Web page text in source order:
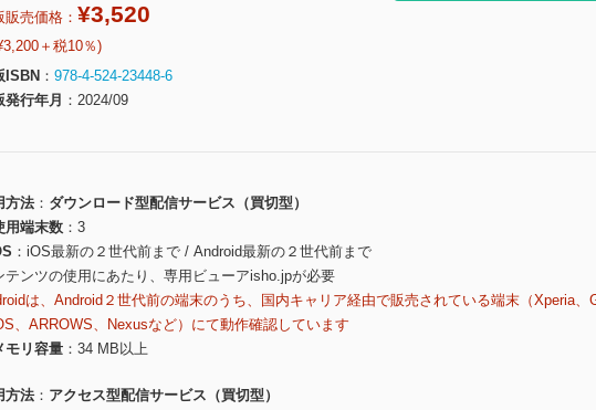
販売価格： ¥3,520
＋税10％)
ISBN
978-4-524-23448-6
発行年月
2024/09
方法
ダウンロード型配信サービス（買切型）
用端末数
3
iOS最新の２世代前まで / Android最新の２世代前まで
ンツの使用にあたり、専用ビューアisho.jpが必要
は、Android２世代前の端末のうち、国内キャリア経由で販売されている端末（Xperia、
、ARROWS、Nexusなど）にて動作確認しています
モリ容量
34 MB以上
方法
アクセス型配信サービス（買切型）